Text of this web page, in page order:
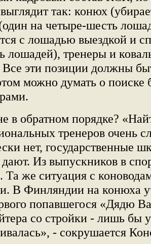
так: конюх
на четыре-шесть
с лошадью выездкой и
лошадей), тренеры и
эти позиции должны
можно думать о поиске
в обратном порядке?
тренеров очень
нет, государственные
Из выпускников в
Та же ситуация с
В Финляндии на конюха
попавшегося «Дядю
со стройки - лишь бы
- сокрушается